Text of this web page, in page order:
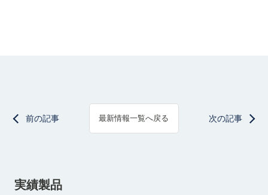
前の記事 最新情報一覧へ戻る 次の記事
実績製品